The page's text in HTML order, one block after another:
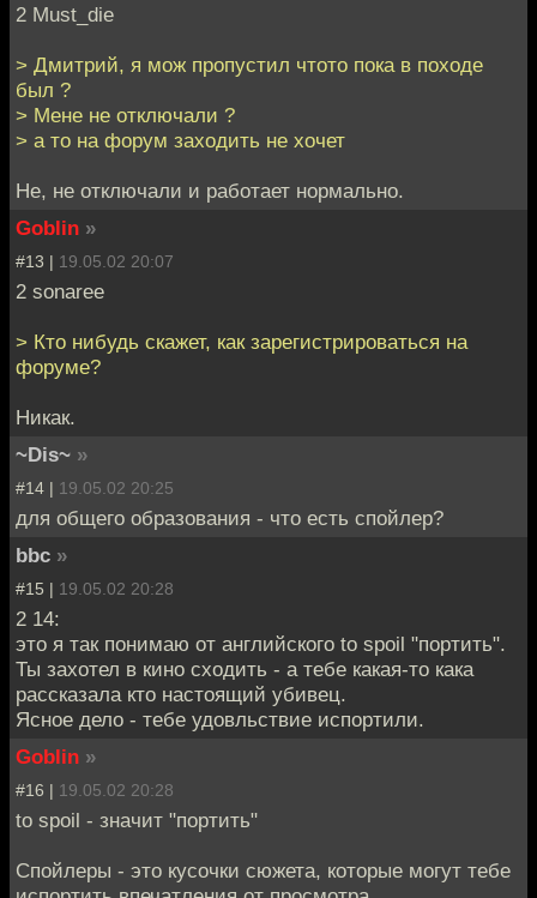
2 Must_die
> Дмитрий, я мож пропустил чтото пока в походе
был ?
> Мене не отключали ?
> а то на форум заходить не хочет
Не, не отключали и работает нормально.
Goblin »
#13 | 19.05.02 20:07
2 sonaree
> Кто нибудь скажет, как зарегистрироваться на
форуме?
Никак.
~Dis~ »
#14 | 19.05.02 20:25
для общего образования - что есть спойлер?
bbc »
#15 | 19.05.02 20:28
2 14:
это я так понимаю от английского to spoil "портить".
Ты захотел в кино сходить - а тебе какая-то кака
рассказала кто настоящий убивец.
Ясное дело - тебе удовльствие испортили.
Goblin »
#16 | 19.05.02 20:28
to spoil - значит "портить"
Спойлеры - это кусочки сюжета, которые могут тебе